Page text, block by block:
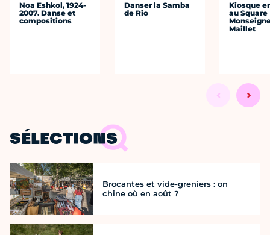
Noa Eshkol, 1924-
2007. Danse et
compositions
Danser la Samba
de Rio
Kiosque
au Square
Maillet
SÉLECTIONS
Brocantes et vide-greniers : on
chine où en août ?